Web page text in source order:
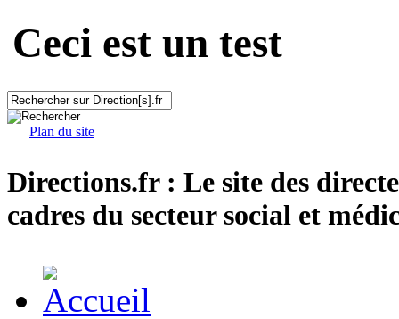
Ceci est un test
Plan du site
Directions.fr : Le site des
cadres du secteur social et